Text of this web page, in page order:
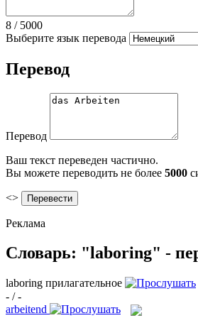
8 / 5000
Выберите язык перевода
Перевод
Перевод
Ваш текст переведен частично.
Вы можете переводить не более 5000
<>
Реклама
Словарь: "laboring" -
laboring прилагательное
- / -
arbeitend